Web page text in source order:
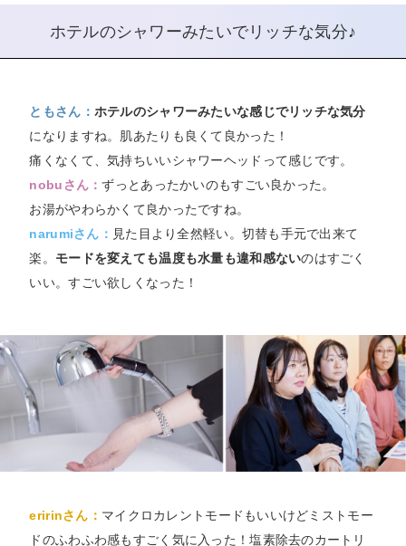
ホテルのシャワーみたいでリッチな気分♪
ともさん： ホテルのシャワーみたいな感じでリッチな気分
になりますね。肌あたりも良くて良かった！
痛くなくて、気持ちいいシャワーヘッドって感じです。
nobuさん：ずっとあったかいのもすごい良かった。
お湯がやわらかくて良かったですね。
narumiさん： 見た目より全然軽い。切替も手元で出来て
楽。 モードを変えても温度も水量も違和感ないのはすごく
いい。すごい欲しくなった！
eririnさん： マイクロカレントモードもいいけどミストモー
ドのふわふわ感もすごく気に入った！塩素除去のカートリ